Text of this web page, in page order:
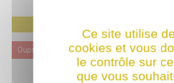
Oups ! Ce film n'est programmé actuellement
Ce site utilise
cookies et vous
le contrôle sur
que vous